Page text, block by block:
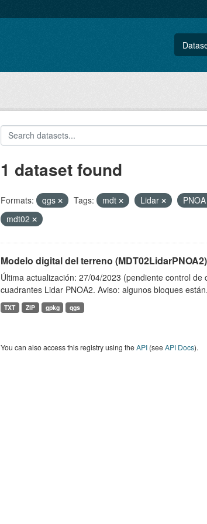
1 dataset found
Formats: qgs Tags: mdt Lidar PNOA
mdt02
Modelo digital del terreno
Última actualización: 27/04/2023 (pendiente control
cuadrantes Lidar PNOA2. Aviso: algunos bloques
TXT ZIP gpkg qgs
You can also access this registry using theAPI(seeAPI Docs).